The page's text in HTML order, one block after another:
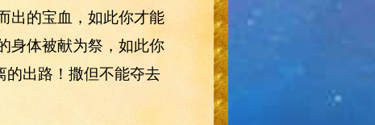
出的宝血，如此你才能
身体被献为祭，如此你
的出路！撒但不能夺去